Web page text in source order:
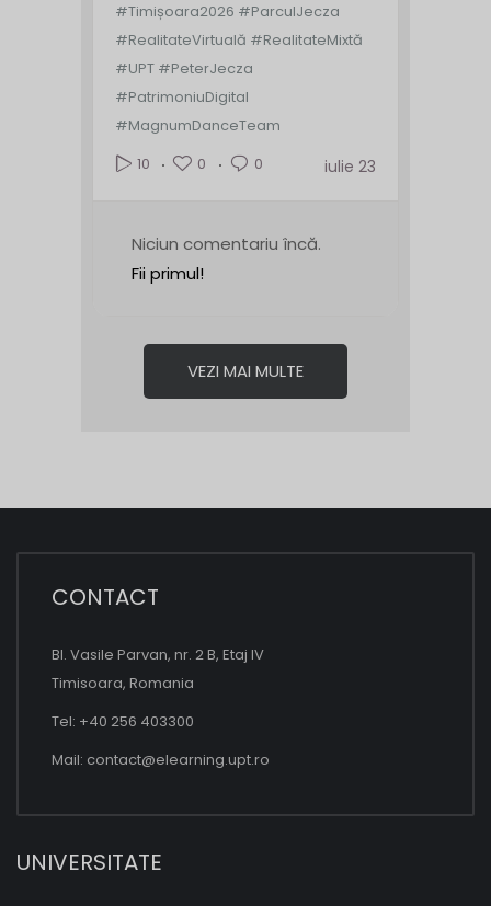
#Timișoara2026 #ParculJecza
#RealitateVirtuală #RealitateMixtă
#UPT #PeterJecza
#PatrimoniuDigital
#MagnumDanceTeam
10
0 0 iulie 23
Niciun comentariu încă.
Fii primul!
VEZI MAI MULTE
CONTACT
Bl. Vasile Parvan, nr. 2 B, Etaj IV
Timisoara, Romania
Tel: +40 256 403300
Mail: contact@elearning.upt.ro
UNIVERSITATE